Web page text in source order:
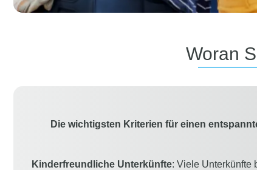
Woran
Die wichtigsten Kriterien für einen
Kinderfreundliche Unterkünfte: Viele Unterkünfte